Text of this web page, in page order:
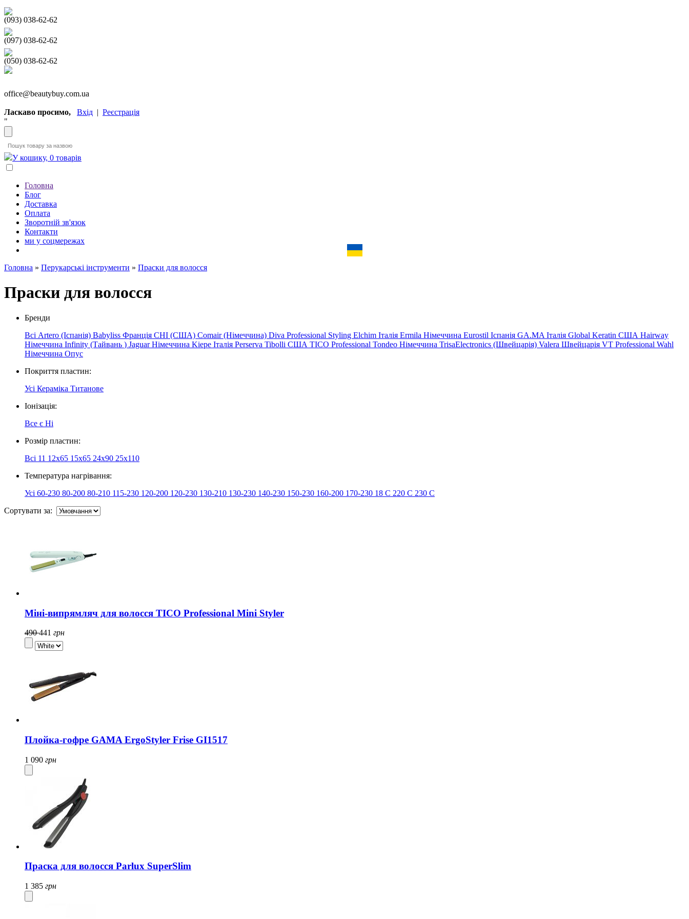
(093) 038-62-62
(097) 038-62-62
(050) 038-62-62
office@beautybuy.com.ua
Ласкаво просимо, Вхід | Реєстрація
"
У кошику, 0 товарів
Головна
Блог
Доставка
Оплата
Зворотній зв'язок
Контакти
ми у соцмережах
Головна » Перукарські інструменти » Праски для волосся
Праски для волосся
Бренди
Всі Artero (Іспанія) Babyliss Франція CHI (США) Comair (Німеччина) Diva Professional Styling Elchim Італія Ermila Німеччина Eurostil Іспанія GA.MA Італія Global Keratin США Hairway
Німеччина Infinity (Тайвань ) JaguarНімеччина Kiepe Італія Perserva Tibolli США TICO Professional Tondeo Німеччина TrisaElectronics (Швейцарія) Valera Швейцарія VT Professional Wahl
Німеччина Опус
Покриття пластин:
Усі Кераміка Титанове
Іонізація:
Все є Ні
Розмір пластин:
Всі 11 12x65 15x65 24x90 25х110
Температура нагрівання:
Усі 60-230 80-200 80-210 115-230 120-200 120-230 130-210 130-230 140-230 150-230 160-200 170-230 18 ​C 220 С 230 С
Сортувати за:
Міні-випрямляч для волосся TICO Professional Mini Styler
490441 грн
Плойка-гофре GAMA ErgoStyler Frise GI1517
1 090 грн
Праска для волосся Parlux SuperSlim
1 385 грн